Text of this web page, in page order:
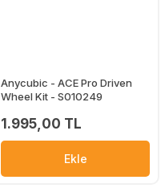
Anycubic - ACE Pro Driven
Wheel Kit - S010249
1.995,00 TL
Ekle